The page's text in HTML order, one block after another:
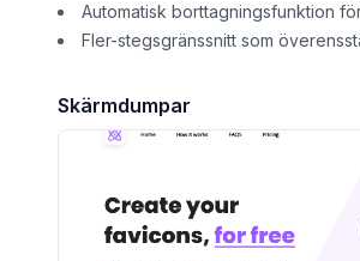
Automatisk borttagningsfunktion
Fler-stegsgränssnitt som
Skärmdumpar